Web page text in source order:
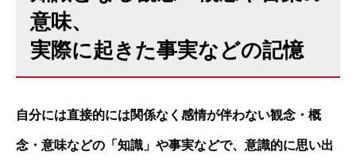
意味、
実際に起きた事実などの記憶
自分には直接的には関係なく感情が伴わない観念・概
念・意味などの「知識」や事実などで、意識的に思い出